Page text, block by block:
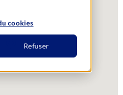
cookies
Refuser